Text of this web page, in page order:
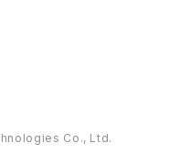
Co., Ltd.